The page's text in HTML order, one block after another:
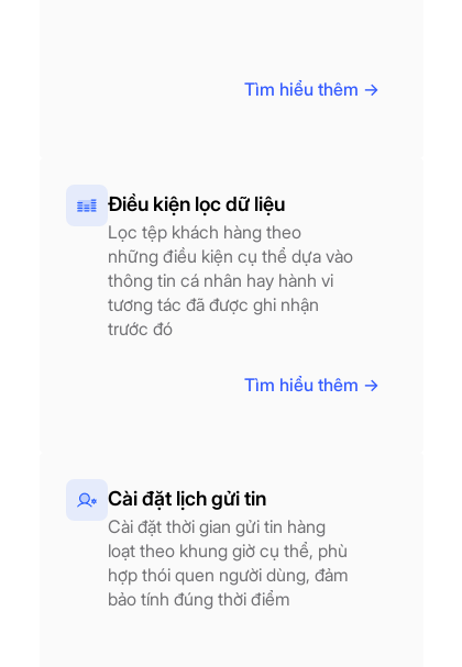
Tìm hiểu thêm ->
Điều kiện lọc dữ liệu
Lọc tệp khách hàng theo
những điều kiện cụ thể dựa vào
thông tin cá nhân hay hành vi
tương tác đã được ghi nhận
trước đó
Tìm hiểu thêm ->
Cài đặt lịch gửi tin
Cài đặt thời gian gửi tin hàng
loạt theo khung giờ cụ thể, phù
hợp thói quen người dùng, đảm
bảo tính đúng thời điểm